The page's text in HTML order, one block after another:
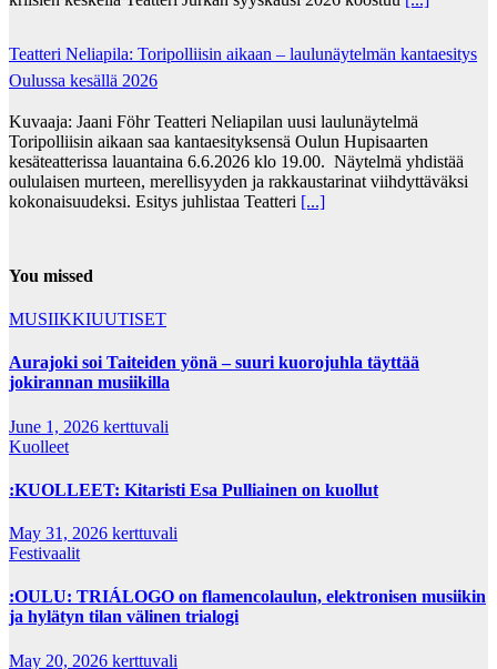
Teatteri Neliapila: Toripolliisin aikaan – laulunäytelmän kantaesitys
Oulussa kesällä 2026
Kuvaaja: Jaani Föhr Teatteri Neliapilan uusi laulunäytelmä
Toripolliisin aikaan saa kantaesityksensä Oulun Hupisaarten
kesäteatterissa lauantaina 6.6.2026 klo 19.00. Näytelmä yhdistää
oululaisen murteen, merellisyyden ja rakkaustarinat viihdyttäväksi
kokonaisuudeksi. Esitys juhlistaa Teatteri [...]
You missed
MUSIIKKIUUTISET
Aurajoki soi Taiteiden yönä – suuri kuorojuhla täyttää
jokirannan musiikilla
June 1, 2026 kerttuvali
Kuolleet
:KUOLLEET: Kitaristi Esa Pulliainen on kuollut
May 31, 2026 kerttuvali
Festivaalit
:OULU: TRIÁLOGO on flamencolaulun, elektronisen musiikin
ja hylätyn tilan välinen trialogi
May 20, 2026 kerttuvali